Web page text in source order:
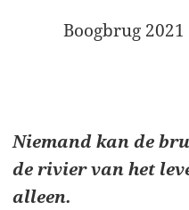
Boogbrug
Niemand kan de
de rivier van het
alleen.